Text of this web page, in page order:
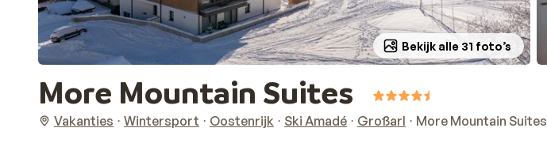
Bekijk alle 31 foto’s
More Mountain Suites
Vakanties Wintersport Oostenrijk Ski Amadé Großarl More Mountain Suites